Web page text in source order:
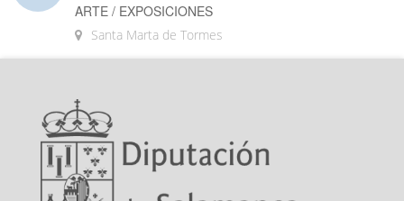
ARTE / EXPOSICIONES
Santa Marta de Tormes